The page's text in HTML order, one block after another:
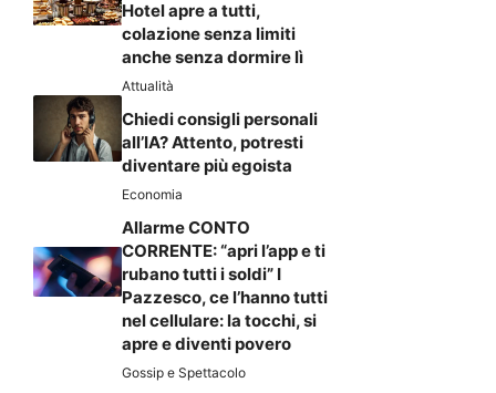
Hotel apre a tutti,
colazione senza limiti
anche senza dormire lì
Attualità
Chiedi consigli personali
all’IA? Attento, potresti
diventare più egoista
Economia
Allarme CONTO
CORRENTE: “apri l’app e ti
rubano tutti i soldi” I
Pazzesco, ce l’hanno tutti
nel cellulare: la tocchi, si
apre e diventi povero
Gossip e Spettacolo